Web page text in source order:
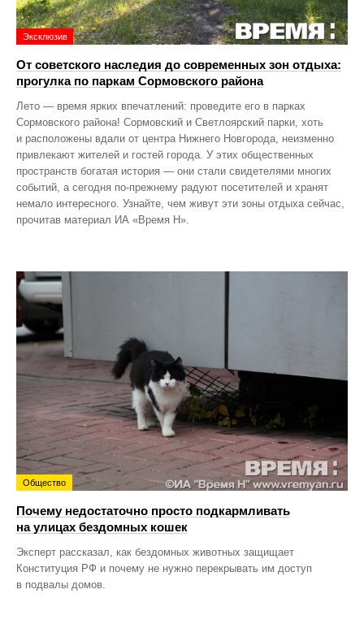
Эксклюзив
От советского наследия до современных зон отдыха:
прогулка по паркам Сормовского района
Лето — время ярких впечатлений: проведите его в парках
Сормовского района! Сормовский и Светлоярский парки, хоть
и расположены вдали от центра Нижнего Новгорода, неизменно
привлекают жителей и гостей города. У этих общественных
пространств богатая история — они стали свидетелями многих
событий, а сегодня по‑прежнему радуют посетителей и хранят
немало интересного. Узнайте, чем живут эти зоны отдыха сейчас,
прочитав материал ИА «Время Н».
Общество
Почему недостаточно просто подкармливать
на улицах бездомных кошек
Эксперт рассказал, как бездомных животных защищает
Конституция РФ и почему не нужно перекрывать им доступ
в подвалы домов.